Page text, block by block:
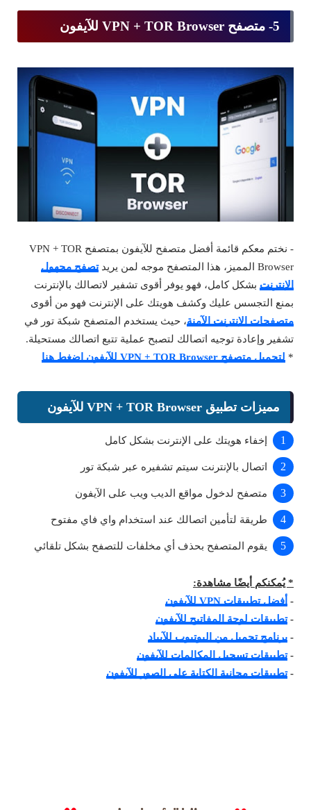
5- متصفح VPN + TOR Browser للآيفون
- نختم معكم قائمة أفضل متصفح للآيفون بمتصفح VPN + TOR
Browser المميز، هذا المتصفح موجه لمن يريد
تصفح مجهول
الإنترنت بشكل كامل، فهو يوفر أقوى تشفير لاتصالك بالإنترنت
بمنع التجسس عليك وكشف هويتك على الإنترنت فهو من أقوى
متصفحات الإنترنت الآمنة، حيث يستخدم المتصفح شبكة تور في
تشفير وإعادة توجيه اتصالك لتصبح عملية تتبع اتصالك مستحيلة.
* لتحميل متصفح VPN + TOR Browser للآيفون اضغط هنا
مميزات تطبيق VPN + TOR Browser للآيفون
إخفاء هويتك على الإنترنت بشكل كامل
اتصال بالإنترنت سيتم تشفيره عبر شبكة تور
متصفح لدخول مواقع الديب ويب على الآيفون
طريقة لتأمين اتصالك عند استخدام واي فاي مفتوح
يقوم المتصفح بحذف أي مخلفات للتصفح بشكل تلقائي
* يُمكنكم أيضًا مشاهدة:
- أفضل تطبيقات VPN للآيفون
-تطبيقات لوحة المفاتيح للآيفون
- برنامج تحميل من اليوتيوب للآيباد
-تطبيقات تسجيل المكالمات للآيفون
-تطبيقات مجانية الكتابة على الصور للآيفون